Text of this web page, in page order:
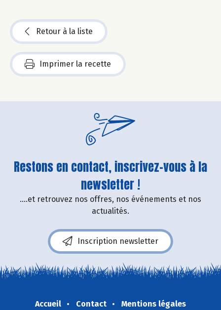
Retour à la liste
Imprimer la recette
Restons en contact, inscrivez-vous à la
newsletter !
....et retrouvez nos offres, nos événements et nos
actualités.
Inscription newsletter
Accueil Contact
Mentions légales